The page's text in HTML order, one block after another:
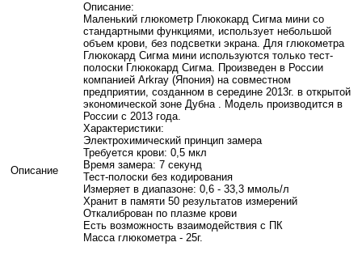
Описание
Описание:
Маленький глюкометр Глюкокард Сигма мини со
стандартными функциями, использует небольшой
объем крови, без подсветки экрана. Для глюкометра
Глюкокард Сигма мини используются только тест-
полоски Глюкокард Сигма. Произведен в России
компанией Arkray (Япония) на совместном
предприятии, созданном в середине 2013г. в открытой
экономической зоне Дубна . Модель производится в
России с 2013 года.
Характеристики:
Электрохимический принцип замера
Требуется крови: 0,5 мкл
Время замера: 7 секунд
Тест-полоски без кодирования
Измеряет в диапазоне: 0,6 - 33,3 ммоль/л
Хранит в памяти 50 результатов измерений
Откалиброван по плазме крови
Есть возможность взаимодействия с ПК
Масса глюкометра - 25г.